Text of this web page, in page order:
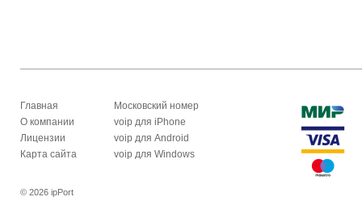
Главная
О компании
Лицензии
Карта сайта
Московский номер
voip для iPhone
voip для Android
voip для Windows
© 2026 ipPort